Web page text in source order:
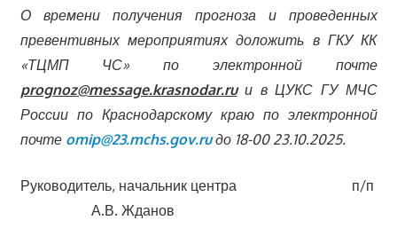
О времени получения прогноза и проведенных
превентивных мероприятиях доложить в ГКУ КК
«ТЦМП ЧС» по электронной почте
prognoz@message.krasnodar.ruи в ЦУКС ГУ МЧС
России по Краснодарскому краю по электронной
почте omip@23.mchs.gov.ru до 18-00 23.10.2025.
Руководитель, начальник центра п/п
А.В. Жданов